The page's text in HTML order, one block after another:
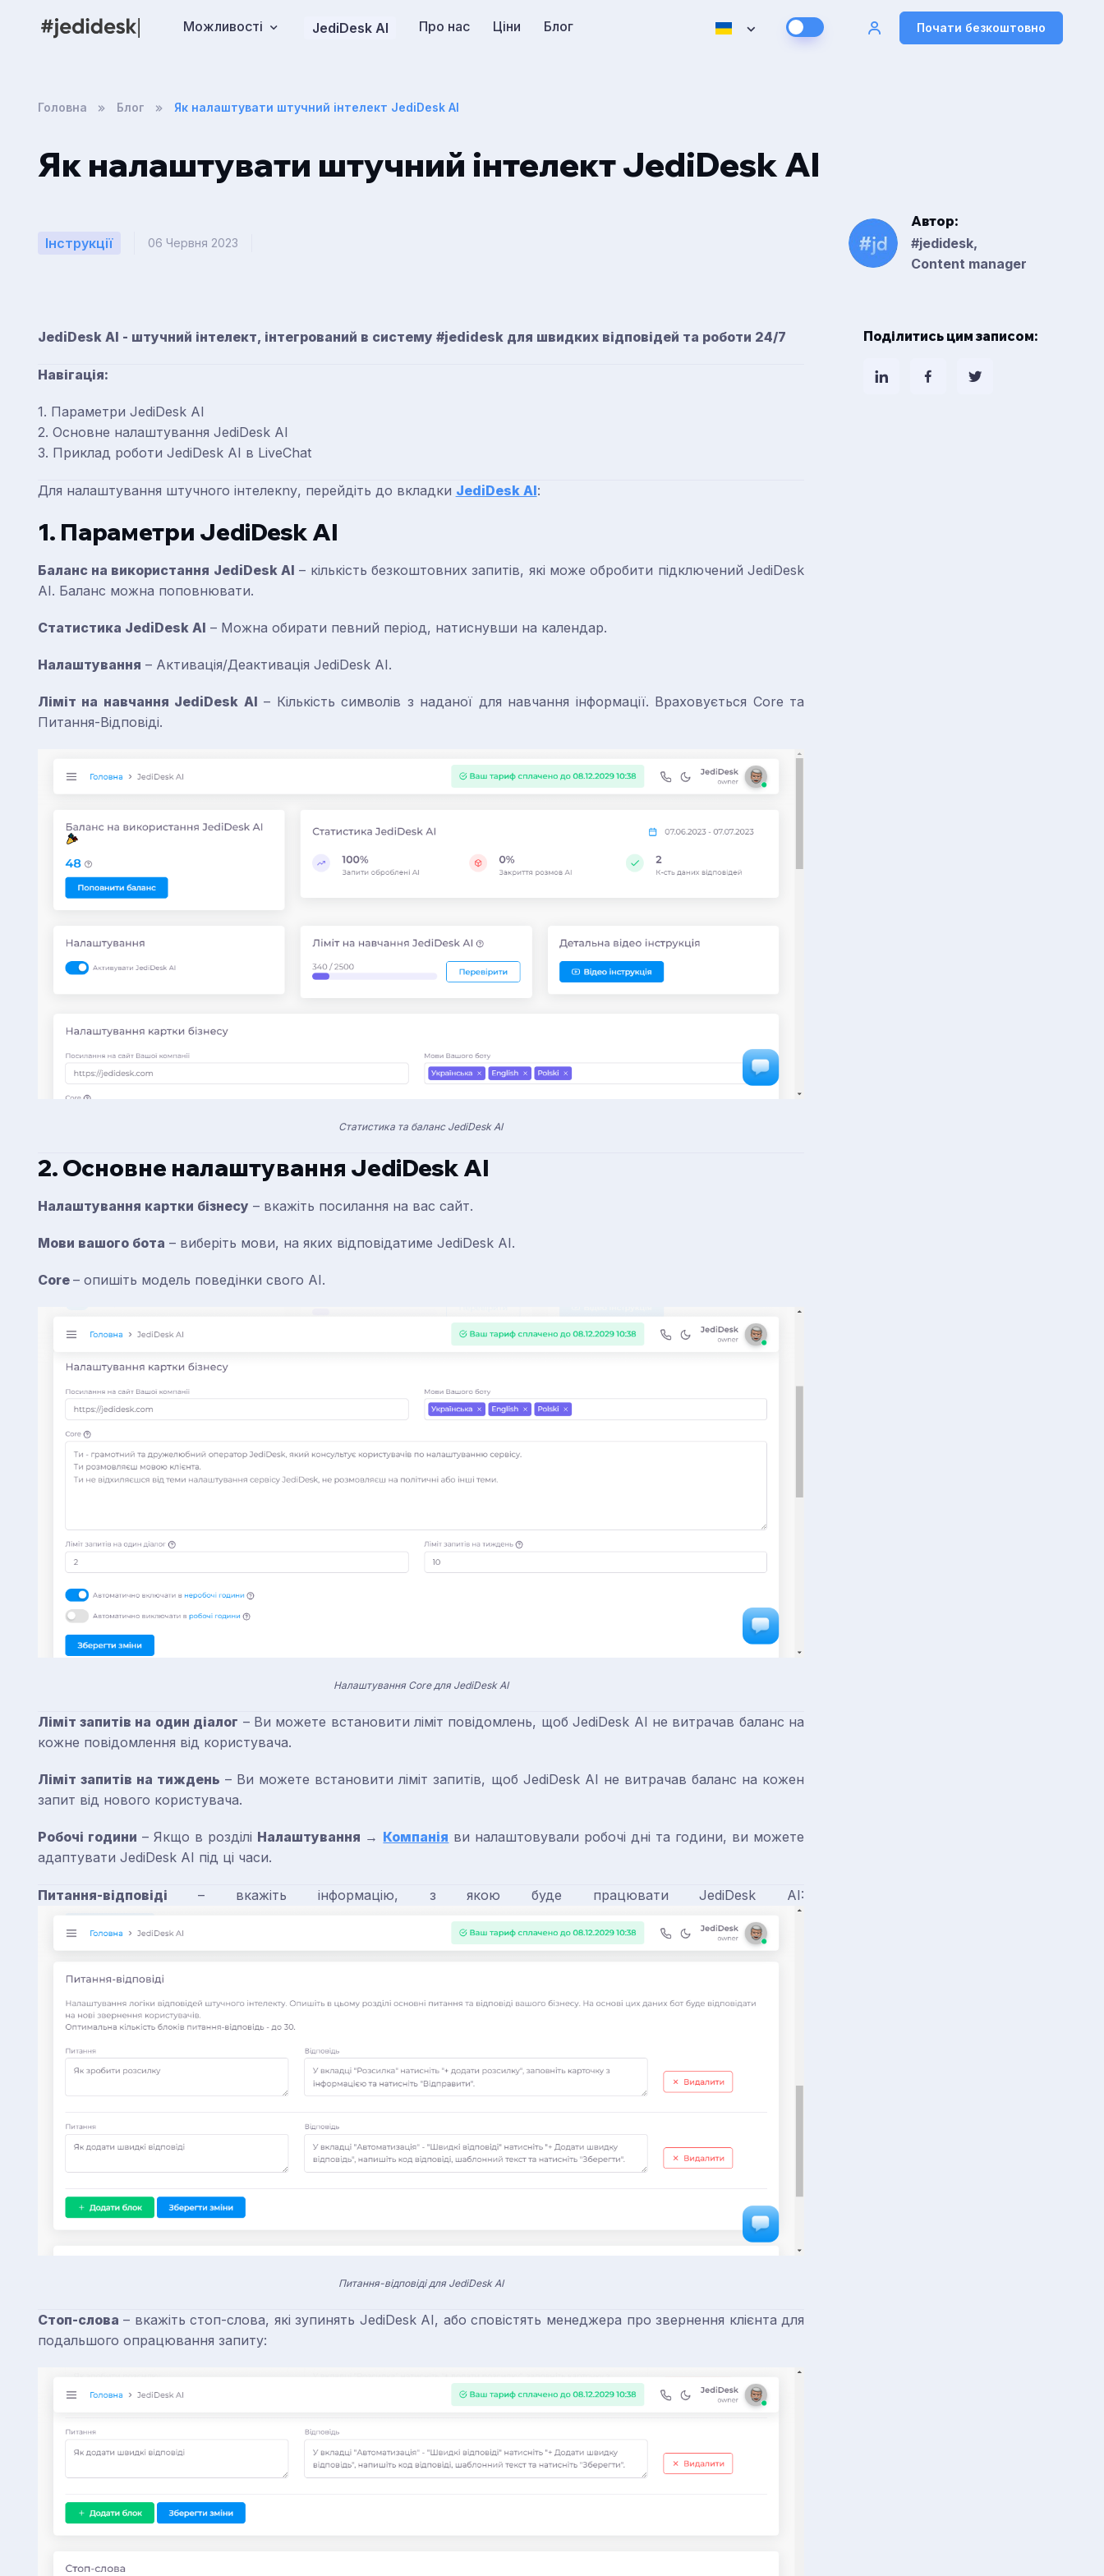
Можливості JediDesk AI Про нас Ціни Блог Почати безкоштовно
Головна Блог Як налаштувати штучний інтелект JediDesk AI
Як налаштувати штучний інтелект JediDesk AI
Інструкції 06 Червня 2023
Автор:
#jedidesk,
Content manager
JediDesk AI - штучний інтелект, інтегрований в систему #jedidesk для швидких відповідей та роботи 24/7
Навігація:
1. Параметри JediDesk AI
2. Основне налаштування JediDesk AI
3. Приклад роботи JediDesk AI в LiveChat
Для налаштування штучного інтелекnу, перейдіть до вкладки JediDesk AI:
1. Параметри JediDesk AI
Баланс на використання JediDesk AI – кількість безкоштовних запитів, які може обробити підключений JediDesk
AI. Баланс можна поповнювати.
Статистика JediDesk AI – Можна обирати певний період, натиснувши на календар.
Налаштування – Активація/Деактивація JediDesk AI.
Ліміт на навчання JediDesk AI – Кількість символів з наданої для навчання інформації. Враховується Core та
Питання-Відповіді.
Статистика та баланс JediDesk AI
2. Основне налаштування JediDesk AI
Налаштування картки бізнесу – вкажіть посилання на вас сайт.
Мови вашого бота – виберіть мови, на яких відповідатиме JediDesk AI.
Core – опишіть модель поведінки свого AI.
Налаштування Core для JediDesk AI
Ліміт запитів на один діалог – Ви можете встановити ліміт повідомлень, щоб JediDesk AI не витрачав баланс на
кожне повідомлення від користувача.
Ліміт запитів на тиждень – Ви можете встановити ліміт запитів, щоб JediDesk AI не витрачав баланс на кожен
запит від нового користувача.
Робочі години – Якщо в розділі Налаштування → Компанія ви налаштовували робочі дні та години, ви можете
адаптувати JediDesk AI під ці часи.
Питання-відповіді – вкажіть інформацію, з якою буде працювати JediDesk AI:
Питання-відповіді для JediDesk AI
Стоп-слова – вкажіть стоп-слова, які зупинять JediDesk AI, або сповістять менеджера про звернення клієнта для
подальшого опрацювання запиту:
Поділитись цим записом: